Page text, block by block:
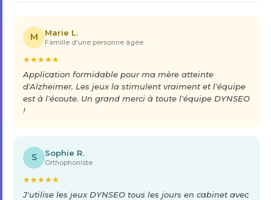
M Marie L.
Famille d'une personne âgée
★★★★★
Application formidable pour ma mère atteinte
d'Alzheimer. Les jeux la stimulent vraiment et l'équipe
est à l'écoute. Un grand merci à toute l'équipe DYNSEO
!
S Sophie R.
Orthophoniste
★★★★★
J'utilise les jeux DYNSEO tous les jours en cabinet avec